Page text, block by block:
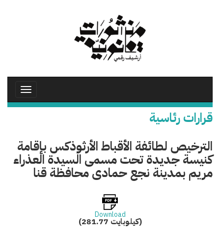
Toggle
قرارات رئاسية
الترخيص لطائفة الأقباط الأرثوذكس بإقامة
كنيسة جديدة تحت مسمى السيدة العذراء
مريم بمدينة نجع حمادى محافظة قنا
Download
(281.77 كيلوبايت)